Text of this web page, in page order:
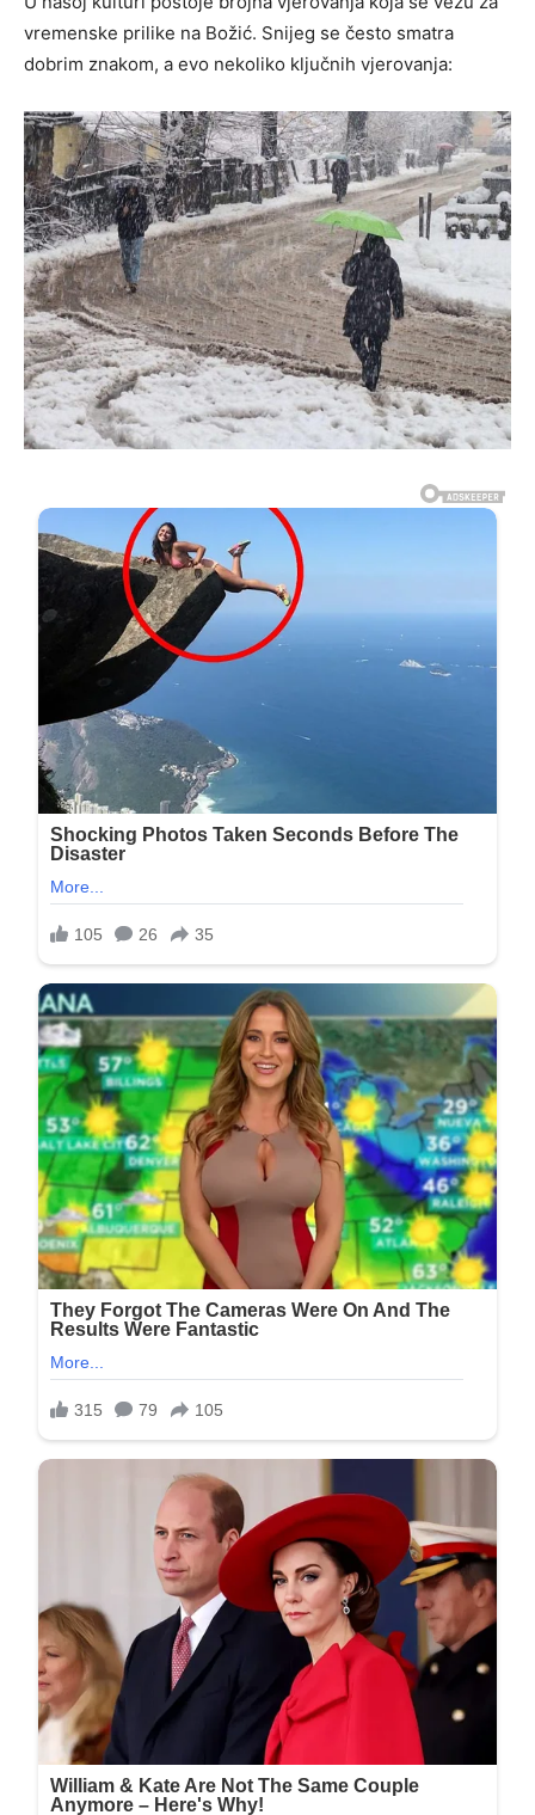
vremenske prilike na Božić. Snijeg se često smatra
dobrim znakom, a evo nekoliko ključnih vjerovanja: